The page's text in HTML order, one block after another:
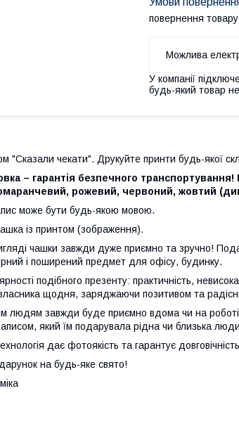
повернення
У компанії
будь-який товар
"Сказали чекати". Друкуйте принти будь-якої
– гарантія безпечного
рожевий, червоний, жовтий
може бути будь-якою мовою.
із принтом (зображення).
чашки завжди дуже приємно та зручно!
і поширений предмет для офісу, будинку.
подібного презенту: практичність,
щодня, заряджаючи позитивом та
людям завжди буде приємно вдома чи на
який їм подарувала рідна чи близька
дає фотоякість та гарантує
на будь-яке свято!